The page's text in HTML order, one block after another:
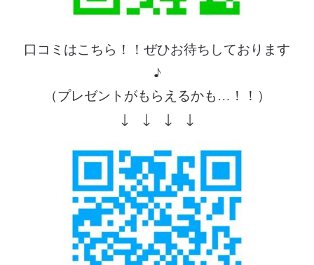
口コミはこちら！！ぜひお待ちしております
♪
（プレゼントがもらえるかも…！！）
↓ ↓ ↓ ↓